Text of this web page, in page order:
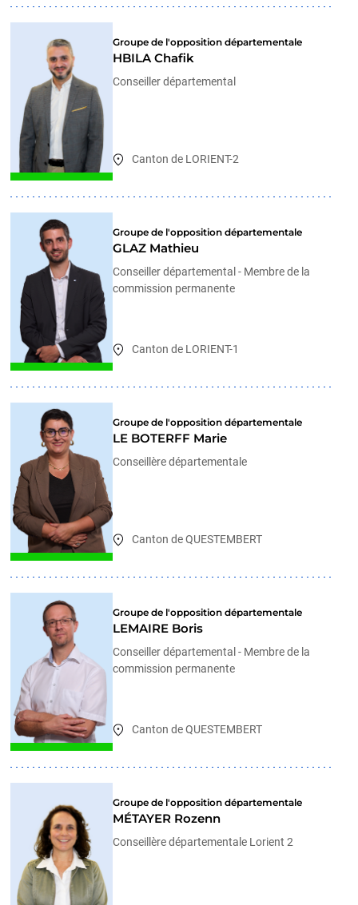
Groupe de l'opposition départementale
HBILA Chafik
Conseiller départemental
Canton de LORIENT-2
Groupe de l'opposition départementale
GLAZ Mathieu
Conseiller départemental - Membre de la
commission permanente
Canton de LORIENT-1
Groupe de l'opposition départementale
LE BOTERFF Marie
Conseillère départementale
Canton de QUESTEMBERT
Groupe de l'opposition départementale
LEMAIRE Boris
Conseiller départemental - Membre de la
commission permanente
Canton de QUESTEMBERT
Groupe de l'opposition départementale
MÉTAYER Rozenn
Conseillère départementale Lorient 2